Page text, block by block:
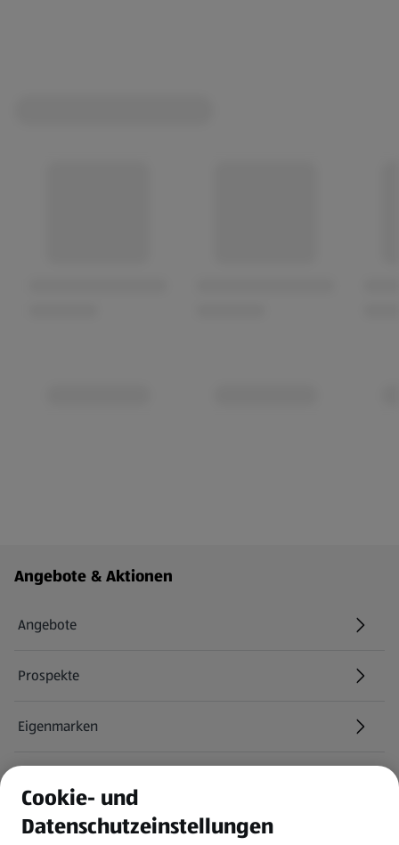
Fußzeilenmenü - weitere Links
Angebote & Aktionen
Angebote
Prospekte
Eigenmarken
Newsletter
Cookie- und
Datenschutzeinstellungen